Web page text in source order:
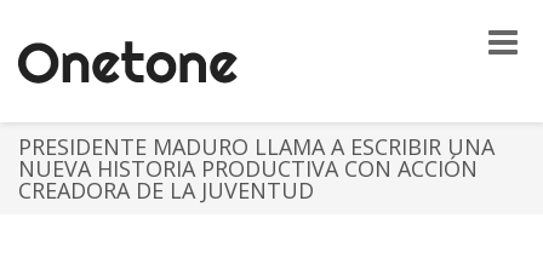
Toggle
PRESIDENTE MADURO LLAMA A ESCRIBIR UNA
NUEVA HISTORIA PRODUCTIVA CON ACCIÓN
CREADORA DE LA JUVENTUD